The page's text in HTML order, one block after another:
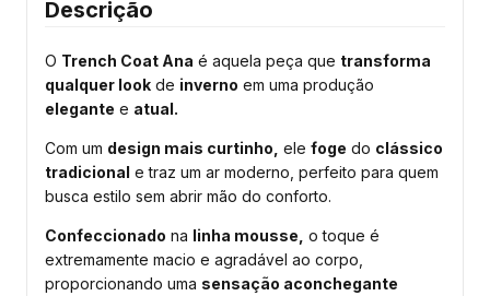
Descrição
O Trench Coat Ana é aquela peça que transforma
qualquer look de inverno em uma produção
elegante e atual.
Com um design mais curtinho, ele foge do clássico
tradicional e traz um ar moderno, perfeito para quem
busca estilo sem abrir mão do conforto.
Confeccionado na linha mousse, o toque é
extremamente macio e agradável ao corpo,
proporcionando uma sensação aconchegante